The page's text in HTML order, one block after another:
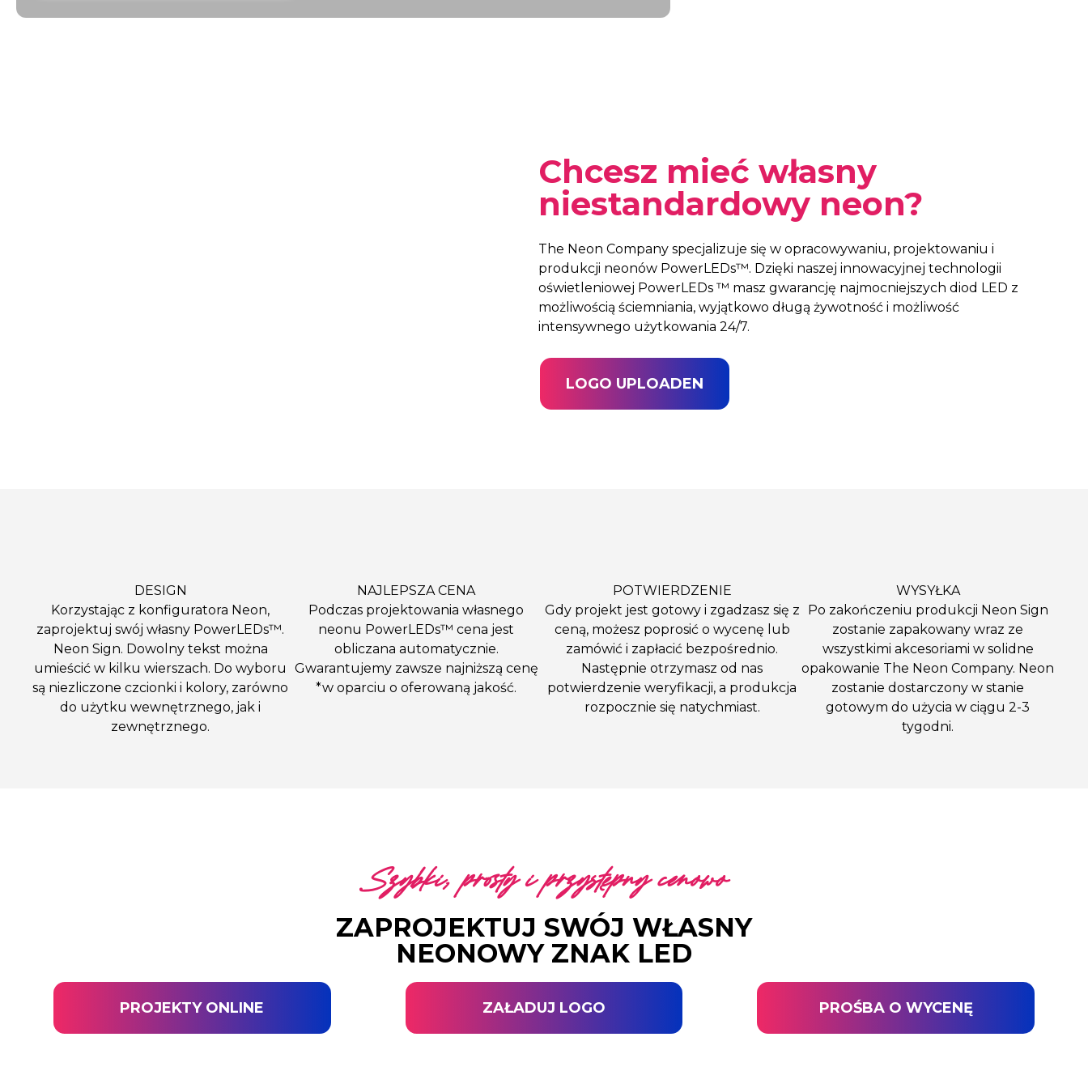
Chcesz mieć własny
niestandardowy neon?
The Neon Company specjalizuje się w opracowywaniu, projektowaniu i
produkcji neonów PowerLEDs™. Dzięki naszej innowacyjnej technologii
oświetleniowej PowerLEDs ™ masz gwarancję najmocniejszych diod LED z
możliwością ściemniania, wyjątkowo długą żywotność i możliwość
intensywnego użytkowania 24/7.
LOGO UPLOADEN
DESIGN
Korzystając z konfiguratora Neon,
zaprojektuj swój własny PowerLEDs™.
Neon Sign. Dowolny tekst można
umieścić w kilku wierszach. Do wyboru
są niezliczone czcionki i kolory, zarówno
do użytku wewnętrznego, jak i
zewnętrznego.
NAJLEPSZA CENA
Podczas projektowania własnego
neonu PowerLEDs™ cena jest
obliczana automatycznie.
Gwarantujemy zawsze najniższą cenę
*w oparciu o oferowaną jakość.
POTWIERDZENIE
Gdy projekt jest gotowy i zgadzasz się z
ceną, możesz poprosić o wycenę lub
zamówić i zapłacić bezpośrednio.
Następnie otrzymasz od nas
potwierdzenie weryfikacji, a produkcja
rozpocznie się natychmiast.
WYSYŁKA
Po zakończeniu produkcji Neon Sign
zostanie zapakowany wraz ze
wszystkimi akcesoriami w solidne
opakowanie The Neon Company. Neon
zostanie dostarczony w stanie
gotowym do użycia w ciągu 2-3
tygodni.
Szybki, prosty i przystępny cenowo
ZAPROJEKTUJ SWÓJ WŁASNY
NEONOWY ZNAK LED
PROJEKTY ONLINE ZAŁADUJ LOGO PROŚBA O WYCENĘ